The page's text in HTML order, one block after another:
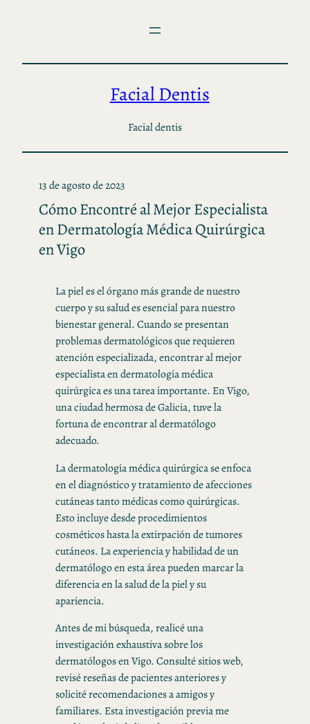
Facial Dentis
Facial dentis
13 de agosto de 2023
Cómo Encontré al Mejor Especialista
en Dermatología Médica Quirúrgica
en Vigo
La piel es el órgano más grande de nuestro
cuerpo y su salud es esencial para nuestro
bienestar general. Cuando se presentan
problemas dermatológicos que requieren
atención especializada, encontrar al mejor
especialista en dermatología médica
quirúrgica es una tarea importante. En Vigo,
una ciudad hermosa de Galicia, tuve la
fortuna de encontrar al dermatólogo
adecuado.
La dermatología médica quirúrgica se enfoca
en el diagnóstico y tratamiento de afecciones
cutáneas tanto médicas como quirúrgicas.
Esto incluye desde procedimientos
cosméticos hasta la extirpación de tumores
cutáneos. La experiencia y habilidad de un
dermatólogo en esta área pueden marcar la
diferencia en la salud de la piel y su
apariencia.
Antes de mi búsqueda, realicé una
investigación exhaustiva sobre los
dermatólogos en Vigo. Consulté sitios web,
revisé reseñas de pacientes anteriores y
solicité recomendaciones a amigos y
familiares. Esta investigación previa me